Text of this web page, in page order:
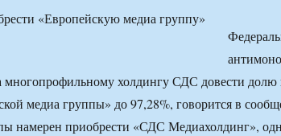
многопрофильному холдингу СДС довести долю
медиа группы» до 97,28%, говорится в
намерен приобрести «СДС Медиахолдинг»,